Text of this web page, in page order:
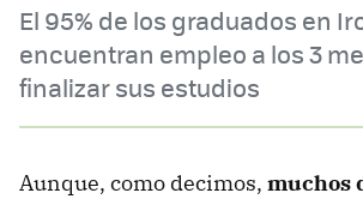
El 95% de los graduados en
encuentran empleo a los 3
finalizar sus estudios
Aunque, como decimos, muchos